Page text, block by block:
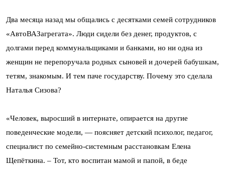
Два месяца назад мы общались с десятками семей сотрудников
«АвтоВАЗагрегата». Люди сидели без денег, продуктов, с
долгами перед коммунальщиками и банками, но ни одна из
женщин не перепоручала родных сыновей и дочерей бабушкам,
тетям, знакомым. И тем паче государству. Почему это сделала
Наталья Сизова?
«Человек, выросший в интернате, опирается на другие
поведенческие модели, — поясняет детский психолог, педагог,
специалист по семейно-системным расстановкам Елена
Щепёткина. – Тот, кто воспитан мамой и папой, в беде